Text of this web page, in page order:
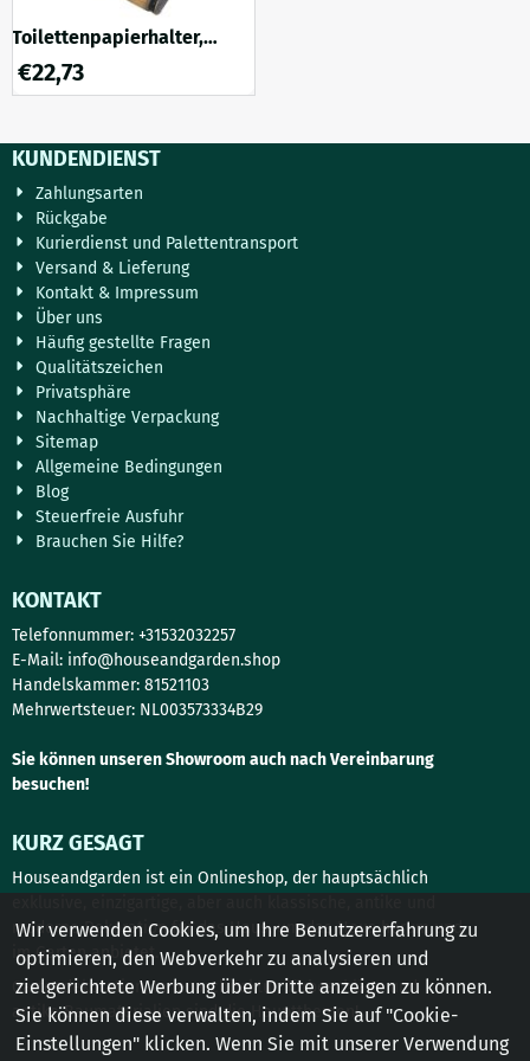
Toilettenpapierhalter,
patiniertes Messing und
Holz, GWR
€22,73
KUNDENDIENST
Zahlungsarten
Rückgabe
Kurierdienst und Palettentransport
Versand & Lieferung
Kontakt & Impressum
Über uns
Häufig gestellte Fragen
Qualitätszeichen
Privatsphäre
Nachhaltige Verpackung
Sitemap
Allgemeine Bedingungen
Blog
Steuerfreie Ausfuhr
Brauchen Sie Hilfe?
KONTAKT
Telefonnummer: +31532032257
E-Mail: info@houseandgarden.shop
Handelskammer: 81521103
Mehrwertsteuer: NL003573334B29
Sie können unseren Showroom auch nach Vereinbarung
besuchen!
KURZ GESAGT
Houseandgarden ist ein Onlineshop, der hauptsächlich
moderne Dekoration für das Haus, um das Haus herum und
im Garten anbietet.
Gartendekoration, Innenarchitektur, Türbeschläge und
antike Baumaterialien sind die Hauptthemen!
Wir verwenden Cookies, um Ihre Benutzererfahrung zu
optimieren, den Webverkehr zu analysieren und
zielgerichtete Werbung über Dritte anzeigen zu können.
Sie können diese verwalten, indem Sie auf "Cookie-
Einstellungen" klicken. Wenn Sie mit unserer Verwendung